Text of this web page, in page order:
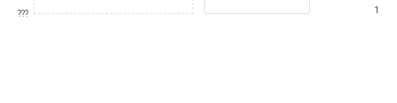
???
1